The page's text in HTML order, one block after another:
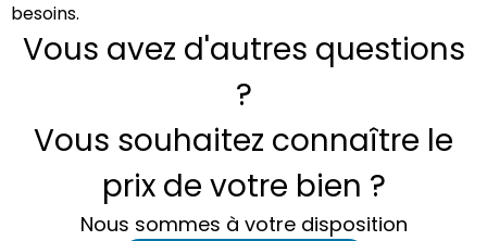
besoins.
Vous avez d'autres questions
?
Vous souhaitez connaître le
prix de votre bien ?
Nous sommes à votre disposition